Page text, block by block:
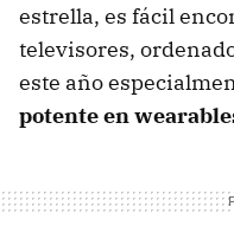
estrella, es fácil
televisores,
este año
potente en